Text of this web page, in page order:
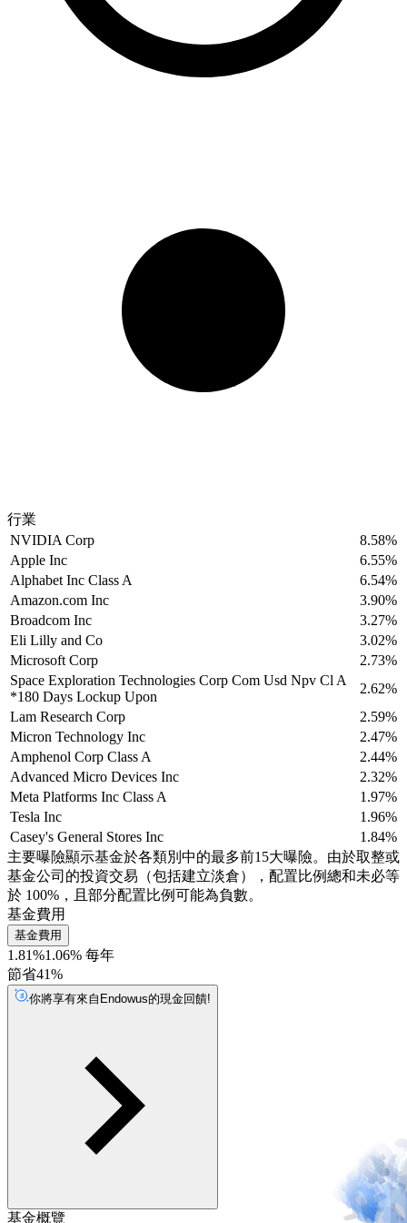
行業
NVIDIA Corp
8.58%
Apple Inc
6.55%
Alphabet Inc Class A
6.54%
Amazon.com Inc
3.90%
Broadcom Inc
3.27%
Eli Lilly and Co
3.02%
Microsoft Corp
2.73%
Space Exploration Technologies Corp Com Usd Npv Cl A
*180 Days Lockup Upon
2.62%
Lam Research Corp
2.59%
Micron Technology Inc
2.47%
Amphenol Corp Class A
2.44%
Advanced Micro Devices Inc
2.32%
Meta Platforms Inc Class A
1.97%
Tesla Inc
1.96%
Casey's General Stores Inc
1.84%
主要曝險顯示基金於各類別中的最多前15大曝險。由於取整或
基金公司的投資交易（包括建立淡倉），配置比例總和未必等
於 100%，且部分配置比例可能為負數。
基金費用
基金費用
1.81%1.06% 每年
節省41%
你將享有來自Endowus的現金回饋!
基金概覽